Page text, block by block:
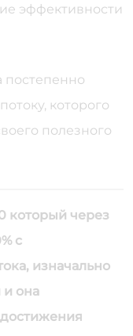
эффективности
постепенно
которого
полезного
который через
с
изначально
и она